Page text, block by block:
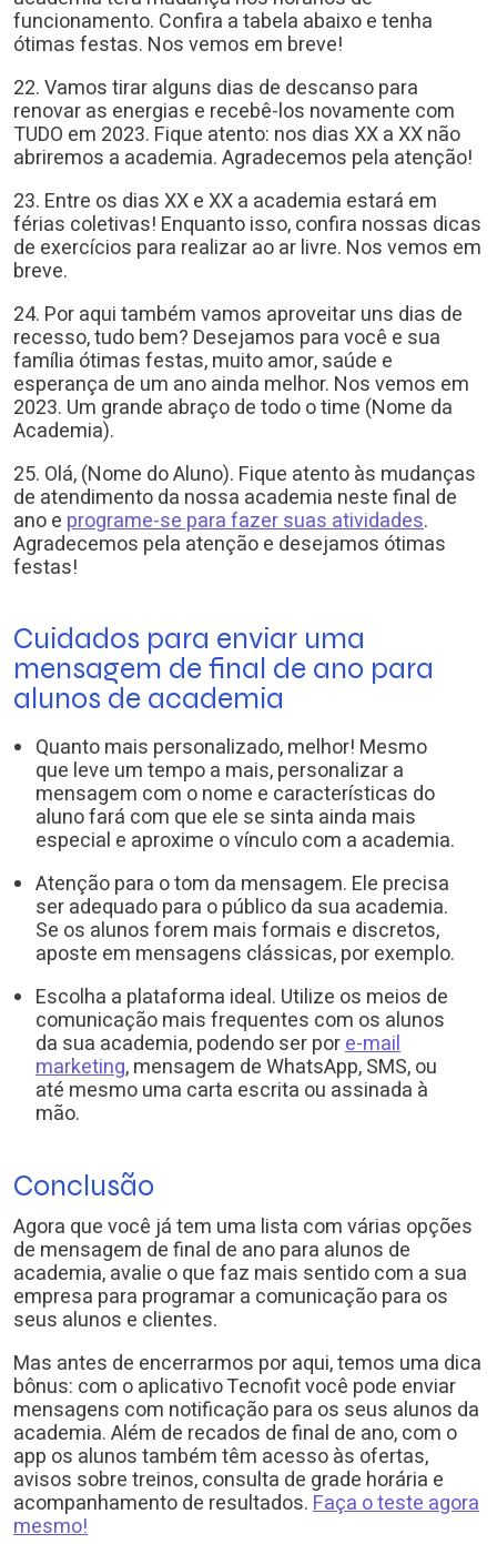
funcionamento. Confira a tabela abaixo e tenha
ótimas festas. Nos vemos em breve!
22. Vamos tirar alguns dias de descanso para
renovar as energias e recebê-los novamente com
TUDO em 2023. Fique atento: nos dias XX a XX não
abriremos a academia. Agradecemos pela atenção!
23. Entre os dias XX e XX a academia estará em
férias coletivas! Enquanto isso, confira nossas dicas
de exercícios para realizar ao ar livre. Nos vemos em
breve.
24. Por aqui também vamos aproveitar uns dias de
recesso, tudo bem? Desejamos para você e sua
família ótimas festas, muito amor, saúde e
esperança de um ano ainda melhor. Nos vemos em
2023. Um grande abraço de todo o time (Nome da
Academia).
25. Olá, (Nome do Aluno). Fique atento às mudanças
de atendimento da nossa academia neste final de
ano e programe-se para fazer suas atividades.
Agradecemos pela atenção e desejamos ótimas
festas!
Cuidados para enviar uma
mensagem de final de ano para
alunos de academia
Quanto mais personalizado, melhor! Mesmo
que leve um tempo a mais, personalizar a
mensagem com o nome e características do
aluno fará com que ele se sinta ainda mais
especial e aproxime o vínculo com a academia.
Atenção para o tom da mensagem. Ele precisa
ser adequado para o público da sua academia.
Se os alunos forem mais formais e discretos,
aposte em mensagens clássicas, por exemplo.
Escolha a plataforma ideal. Utilize os meios de
comunicação mais frequentes com os alunos
da sua academia, podendo ser pore-mail
marketing, mensagem de WhatsApp, SMS, ou
até mesmo uma carta escrita ou assinada à
mão.
Conclusão
Agora que você já tem uma lista com várias opções
de mensagem de final de ano para alunos de
academia, avalie o que faz mais sentido com a sua
empresa para programar a comunicação para os
seus alunos e clientes.
Mas antes de encerrarmos por aqui, temos uma dica
bônus: com o aplicativo Tecnofit você pode enviar
mensagens com notificação para os seus alunos da
academia. Além de recados de final de ano, com o
app os alunos também têm acesso às ofertas,
avisos sobre treinos, consulta de grade horária e
acompanhamento de resultados.Faça o teste agora
mesmo!